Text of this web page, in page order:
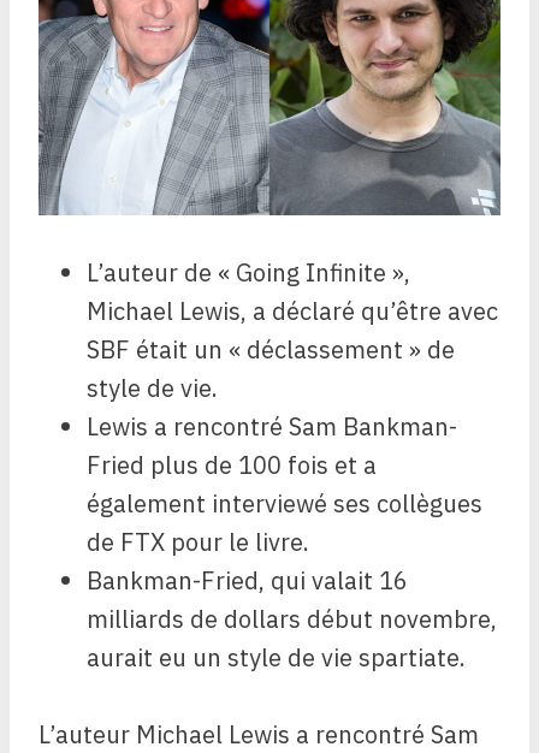
L’auteur de « Going Infinite »,
Michael Lewis, a déclaré qu’être avec
SBF était un « déclassement » de
style de vie.
Lewis a rencontré Sam Bankman-
Fried plus de 100 fois et a
également interviewé ses collègues
de FTX pour le livre.
Bankman-Fried, qui valait 16
milliards de dollars début novembre,
aurait eu un style de vie spartiate.
L’auteur Michael Lewis a rencontré Sam